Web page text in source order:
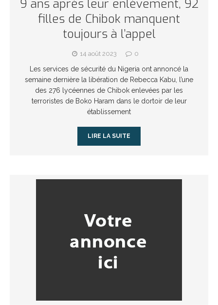
9 ans après leur enlèvement, 92
filles de Chibok manquent
toujours à l’appel
14 août 2023 0
Les services de sécurité du Nigeria ont annoncé la
semaine dernière la libération de Rebecca Kabu, l’une
des 276 lycéennes de Chibok enlevées par les
terroristes de Boko Haram dans le dortoir de leur
établissement
LIRE LA SUITE